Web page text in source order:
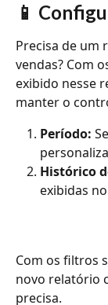
📱
Precisa de um
vendas? Com
exibido nesse
manter o
Período:
Histórico
exibidas
Com os filtros
novo relatório
precisa.